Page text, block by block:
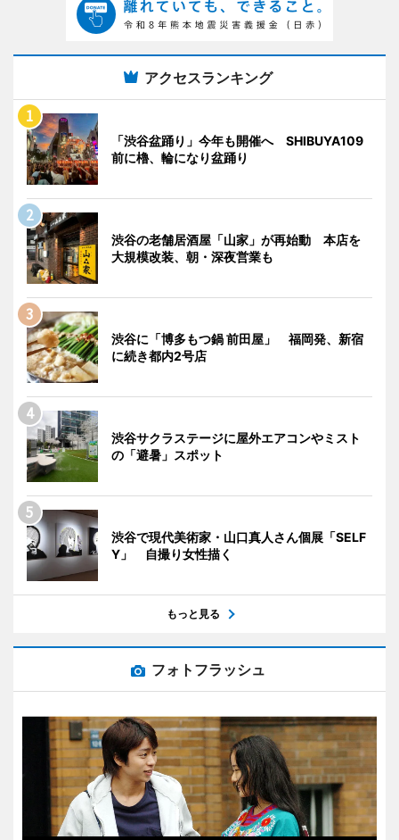
アクセスランキング
「渋谷盆踊り」今年も開催へ SHIBUYA109
前に櫓、輪になり盆踊り
渋谷の老舗居酒屋「山家」が再始動 本店を
大規模改装、朝・深夜営業も
渋谷に「博多もつ鍋 前田屋」 福岡発、新宿
に続き都内2号店
渋谷サクラステージに屋外エアコンやミスト
の「避暑」スポット
渋谷で現代美術家・山口真人さん個展「SELF
Y」 自撮り女性描く
もっと見る
フォトフラッシュ